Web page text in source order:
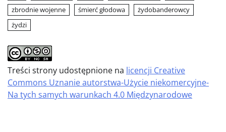
zbrodnie wojenne
śmierć głodowa
żydobanderowcy
żydzi
Treści strony udostępnione na licencji Creative
Commons Uznanie autorstwa-Użycie niekomercyjne-
Na tych samych warunkach 4.0 Międzynarodowe